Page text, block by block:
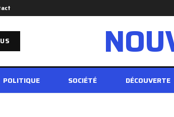
POLITIQUE SOCIÉTÉ DÉCOUVERTE